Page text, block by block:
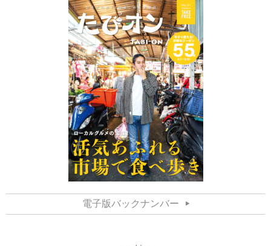
電子版バックナンバー